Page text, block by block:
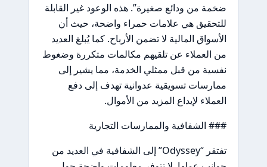
ضخمة من ودائع صغيرة”. هذه الوعود غير القابلة
للتحقيق هي علامات حمراء واضحة، حيث أن
الأسواق المالية لا تضمن الأرباح. كما يُبلغ العديد
من العملاء عن تلقيهم مكالمات متكررة وضغوط
نفسية من قبل ممثلي الخدمة، مما يشير إلى
ممارسات تسويقية عدوانية تهدف إلى دفع
العملاء لإيداع المزيد من الأموال.
### الشفافية والممارسات التجارية
تفتقر “Odyssey” إلى الشفافية في العديد من